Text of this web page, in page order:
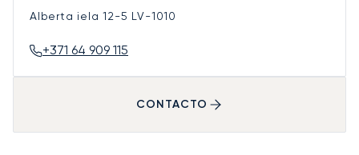
Alberta iela 12-5 LV-1010
+371 64 909 115
CONTACTO